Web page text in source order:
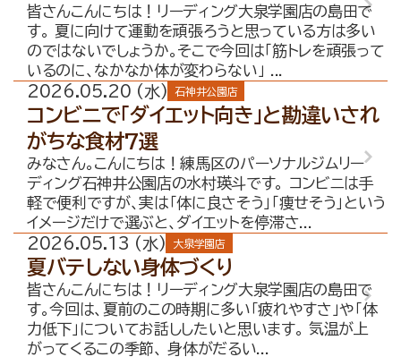
プライバシーポリシー
お問合せ・無料体験予約
皆さんこんにちは！リーディング大泉学園店の島田で
す。 夏に向けて運動を頑張ろうと思っている方は多い
のではないでしょうか。そこで今回は「筋トレを頑張って
いるのに、なかなか体が変わらない」 ...
2026.05.20 (水) 石神井公園店
コンビニで「ダイエット向き」と勘違いされ
がちな食材7選
みなさん。こんにちは！練馬区のパーソナルジムリー
ディング石神井公園店の水村瑛斗です。 コンビニは手
軽で便利ですが、実は「体に良さそう」「痩せそう」という
イメージだけで選ぶと、ダイエットを停滞さ...
2026.05.13 (水) 大泉学園店
夏バテしない身体づくり
皆さんこんにちは！リーディング大泉学園店の島田で
す。今回は、夏前のこの時期に多い「疲れやすさ」や「体
力低下」についてお話ししたいと思います。 気温が上
がってくるこの季節、 身体がだるい...